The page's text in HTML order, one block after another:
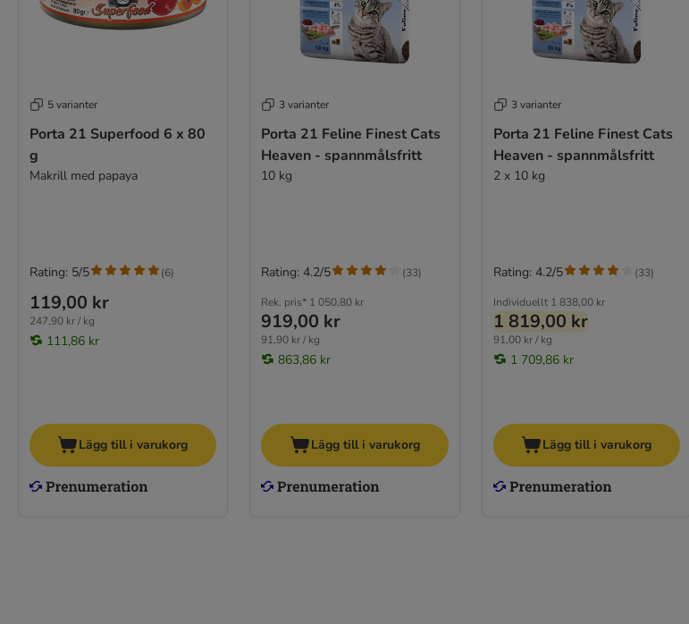
5 varianter
Porta 21 Superfood 6 x 80
g
Makrill med papaya
119,00 kr
247,90 kr / kg
111,86 kr
Rating: 5/5 (6)
Lägg till i varukorg
3 varianter
Porta 21 Feline Finest Cats
Heaven - spannmålsfritt
10 kg
Rek. pris* 1 050,80 kr
919,00 kr
91,90 kr / kg
863,86 kr
Rating: 4.2/5 (33)
Lägg till i varukorg
3 varianter
Porta 21 Feline Finest Cats
Heaven - spannmålsfritt
2 x 10 kg
Individuellt 1 838,00 kr
1 819,00 kr
91,00 kr / kg
1 709,86 kr
Rating: 4.2/5 (33)
Lägg till i varukorg